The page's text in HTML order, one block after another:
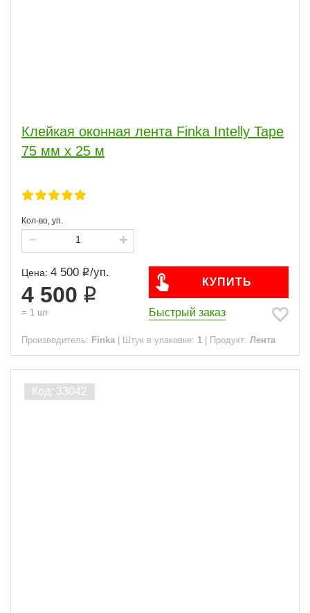
Клейкая оконная лента Finka Intelly Tape
75 мм x 25 м
Кол-во, уп.
Цена: 4 500 /уп.
4 500
= 1 шт
КУПИТЬ
Быстрый заказ
Производитель: Finka Штук в упаковке: 1 Продукт: Лента